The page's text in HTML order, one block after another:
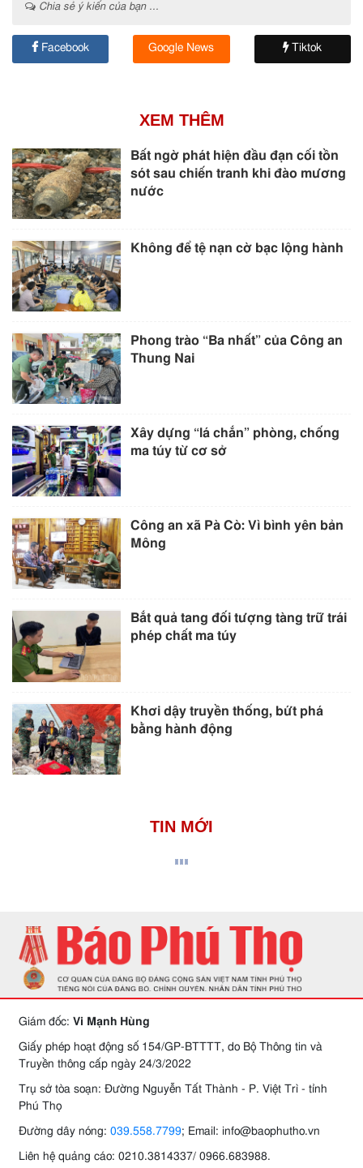
Chia sẻ ý kiến của bạn ...
Facebook Google News Tiktok
XEM THÊM
Bất ngờ phát hiện đầu đạn cối tồn
sót sau chiến tranh khi đào mương
nước
Không để tệ nạn cờ bạc lộng hành
Phong trào “Ba nhất” của Công an
Thung Nai
Xây dựng “lá chắn” phòng, chống
ma túy từ cơ sở
Công an xã Pà Cò: Vì bình yên bản
Mông
Bắt quả tang đối tượng tàng trữ trái
phép chất ma túy
Khơi dậy truyền thống, bứt phá
bằng hành động
TIN MỚI
Giám đốc: Vi Mạnh Hùng
Giấy phép hoạt động số 154/GP-BTTTT, do Bộ Thông tin và
Truyền thông cấp ngày 24/3/2022
Trụ sở tòa soạn: Đường Nguyễn Tất Thành - P. Việt Trì - tỉnh
Phú Thọ
Đường dây nóng: 039.558.7799; Email: info@baophutho.vn
Liên hệ quảng cáo: 0210.3814337/ 0966.683988.